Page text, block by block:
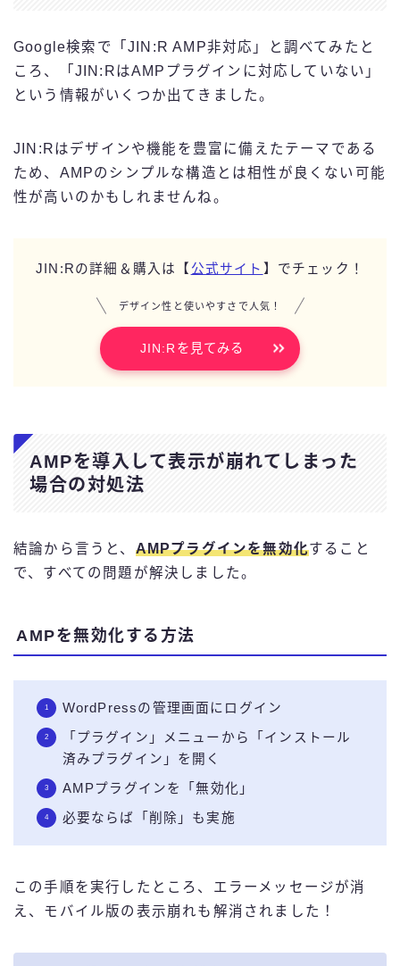
Google検索で「JIN:R AMP非対応」と調べてみたと
ころ、「JIN:RはAMPプラグインに対応していない」
という情報がいくつか出てきました。
JIN:Rはデザインや機能を豊富に備えたテーマである
ため、AMPのシンプルな構造とは相性が良くない可能
性が高いのかもしれませんね。
JIN:Rの詳細＆購入は【 公式サイト 】でチェック！
デザイン性と使いやすさで人気！
JIN:Rを見てみる
AMPを導入して表示が崩れてしまった
場合の対処法
結論から言うと、 AMPプラグインを無効化すること
で、すべての問題が解決しました。
AMPを無効化する方法
WordPressの管理画面にログイン
「プラグイン」メニューから「インストール
済みプラグイン」を開く
AMPプラグインを「無効化」
必要ならば「削除」も実施
この手順を実行したところ、エラーメッセージが消
え、モバイル版の表示崩れも解消されました！